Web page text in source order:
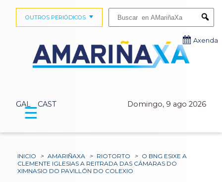
GAL CAST Domingo, 9 ago 2026
OUTROS PERIÓDICOS
Axenda
☰
INICIO > AMARIÑAXA > RIOTORTO > O BNG ESIXE A
CLEMENTE IGLESIAS A REITRADA DAS CÁMARAS DO
XIMNASIO DO PAVILLÓN DO COLEXIO